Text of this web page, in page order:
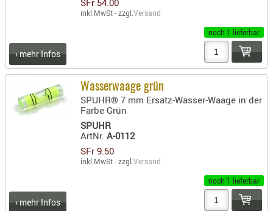
SFr 54.00
inkl.MwSt - zzgl.Versand
noch 1 lieferbar
› mehr Infos
Wasserwaage grün
SPUHR® 7 mm Ersatz-Wasser-Waage in der
Farbe Grün
SPUHR
ArtNr.A-0112
SFr 9.50
inkl.MwSt - zzgl.Versand
noch 1 lieferbar
› mehr Infos